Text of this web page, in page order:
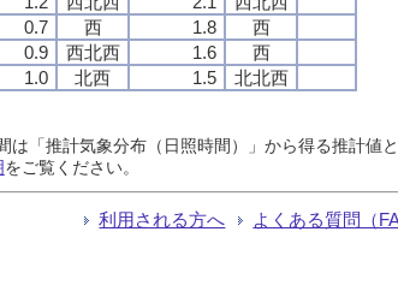
0.7 西 1.8
西
0.9 西北西 1.6
西
1.0 北西 1.5 北北西
は「推計気象分布（日照時間）」から得る推計値
をご覧ください。
利用される方へ よくある質問（